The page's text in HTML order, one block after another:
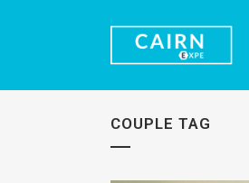
COUPLE TAG